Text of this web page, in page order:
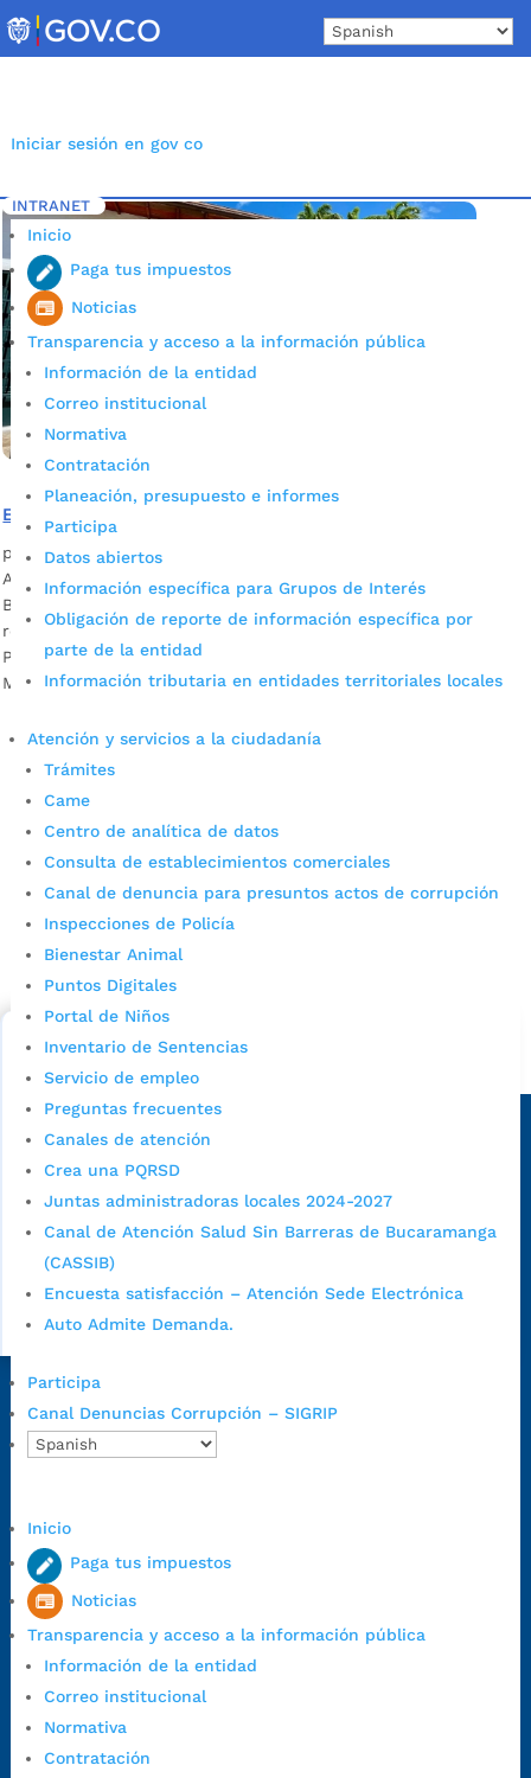
to
content
Iniciar sesión en gov co
INTRANET
Inicio
Paga tus impuestos
Noticias
Transparencia y acceso a la información pública
Información de la entidad
Correo institucional
Normativa
Contratación
Planeación, presupuesto e informes
Participa
Datos abiertos
Información específica para Grupos de Interés
Obligación de reporte de información específica por
parte de la entidad
Información tributaria en entidades territoriales locales
Atención y servicios a la ciudadanía
Trámites
Came
Centro de analítica de datos
Consulta de establecimientos comerciales
Canal de denuncia para presuntos actos de corrupción
Inspecciones de Policía
Bienestar Animal
Puntos Digitales
Portal de Niños
Inventario de Sentencias
Servicio de empleo
Preguntas frecuentes
Canales de atención
Crea una PQRSD
Juntas administradoras locales 2024-2027
Canal de Atención Salud Sin Barreras de Bucaramanga
(CASSIB)
Encuesta satisfacción – Atención Sede Electrónica
Auto Admite Demanda.
Participa
Canal Denuncias Corrupción – SIGRIP
Inicio
Paga tus impuestos
Noticias
Transparencia y acceso a la información pública
Información de la entidad
Correo institucional
Normativa
Contratación
Inicio 5 Etiqueta: museo casa de bolívar
El ‘Plan C’ le cambió la cara al Museo Casa de Bolívar
por Mónica María Farfán Sanabria
Aquí les presentamos cómo luce el insigne Museo Casa de
Bolívar, ubicado en el Centro de Bucaramanga, tras la
restauración de su fachada. Fotografía: Mónica Farfán /
Prensa Alcaldía de Bucaramanga Descargue audio: Consuelo
Moreno, directora de la Museo Casa de Bolívar...
Cupos Escolares Bucaramanga 2022
Consulta aqui los pasos para inscribirse y solicitar un
cupo escolar en los colegios oficiales de
Bucaramanga.
Alcaldía de Bucaramanga
Sede principal
Colombia.
Dirección Fase II:Carrera 11 # 34-52, Bucaramanga, Santander,
Código Postal:
Horario de Atención:
Lunes a jueves de 7:00 a.m. a 12:00 m y de
1:00 p.m. a 5:30 p.m. / viernes jornada continua en el horario de
7:00 a.m. a 5:00 p.m., con 30 minutos de descanso al medio día.
Horario de Atención CAME (Central):